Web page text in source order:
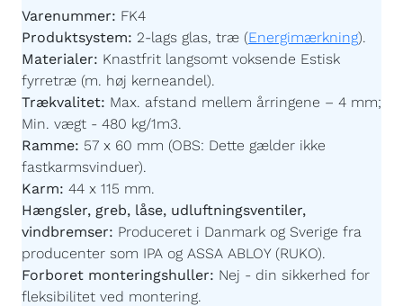
Varenummer: FK4
Produktsystem: 2-lags glas, træ (Energimærkning).
Materialer: Knastfrit langsomt voksende Estisk
fyrretræ (m. høj kerneandel).
Trækvalitet: Max. afstand mellem årringene – 4 mm;
Min. vægt - 480 kg/1m3.
Ramme: 57 x 60 mm (OBS: Dette gælder ikke
fastkarmsvinduer).
Karm: 44 x 115 mm.
Hængsler, greb, låse, udluftningsventiler,
vindbremser: Produceret i Danmark og Sverige fra
producenter som IPA og ASSA ABLOY (RUKO).
Forboret monteringshuller: Nej - din sikkerhed for
fleksibilitet ved montering.